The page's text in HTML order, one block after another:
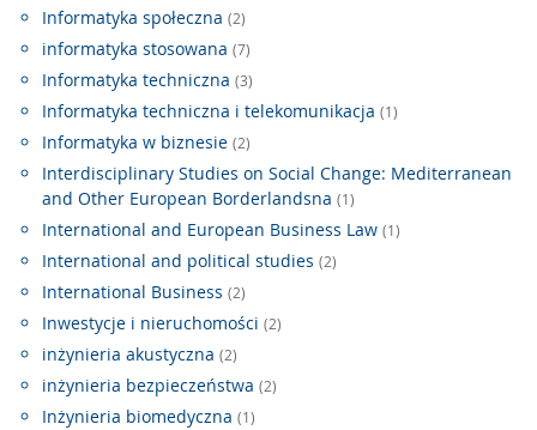
Informatyka społeczna (2)
informatyka stosowana (7)
Informatyka techniczna (3)
Informatyka techniczna i telekomunikacja (1)
Informatyka w biznesie (2)
Interdisciplinary Studies on Social Change: Mediterranean
and Other European Borderlandsna (1)
International and European Business Law (1)
International and political studies (2)
International Business (2)
Inwestycje i nieruchomości (2)
inżynieria akustyczna (2)
inżynieria bezpieczeństwa (2)
Inżynieria biomedyczna (1)